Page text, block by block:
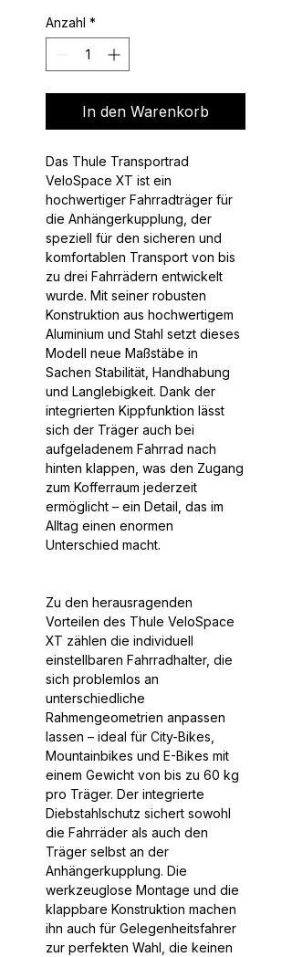
Anzahl *
In den Warenkorb
Das Thule Transportrad
VeloSpace XT ist ein
hochwertiger Fahrradträger für
die Anhängerkupplung, der
speziell für den sicheren und
komfortablen Transport von bis
zu drei Fahrrädern entwickelt
wurde. Mit seiner robusten
Konstruktion aus hochwertigem
Aluminium und Stahl setzt dieses
Modell neue Maßstäbe in
Sachen Stabilität, Handhabung
und Langlebigkeit. Dank der
integrierten Kippfunktion lässt
sich der Träger auch bei
aufgeladenem Fahrrad nach
hinten klappen, was den Zugang
zum Kofferraum jederzeit
ermöglicht – ein Detail, das im
Alltag einen enormen
Unterschied macht.
Zu den herausragenden
Vorteilen des Thule VeloSpace
XT zählen die individuell
einstellbaren Fahrradhalter, die
sich problemlos an
unterschiedliche
Rahmengeometrien anpassen
lassen – ideal für City-Bikes,
Mountainbikes und E-Bikes mit
einem Gewicht von bis zu 60 kg
pro Träger. Der integrierte
Diebstahlschutz sichert sowohl
die Fahrräder als auch den
Träger selbst an der
Anhängerkupplung. Die
werkzeuglose Montage und die
klappbare Konstruktion machen
ihn auch für Gelegenheitsfahrer
zur perfekten Wahl, die keinen